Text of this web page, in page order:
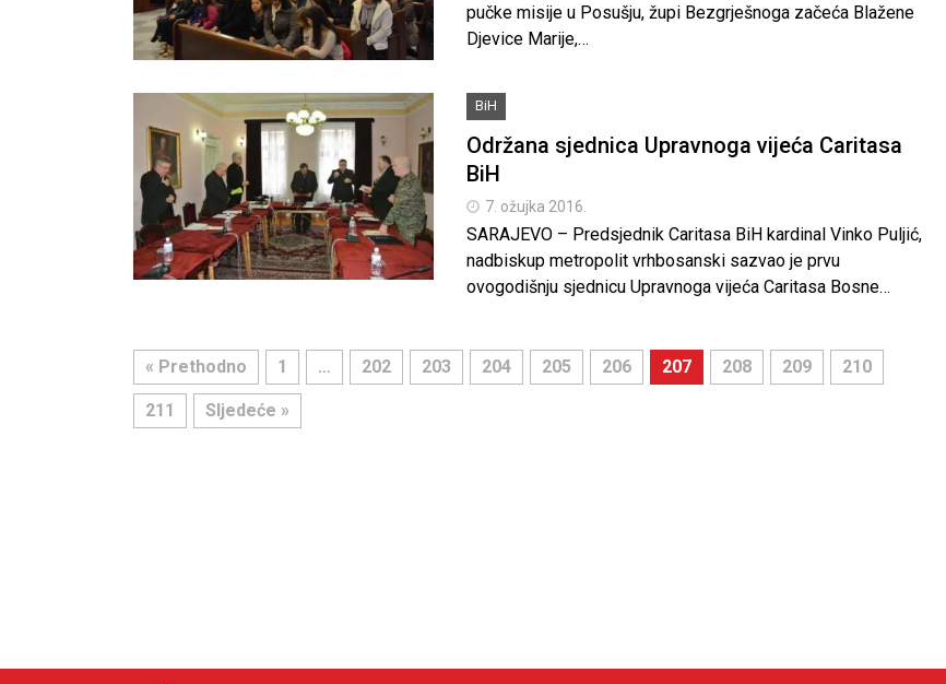
pučke misije u Posušju, župi Bezgrješnoga začeća Blažene
Djevice Marije,…
BiH
Održana sjednica Upravnoga vijeća Caritasa
BiH
7. ožujka 2016.
SARAJEVO – Predsjednik Caritasa BiH kardinal Vinko Puljić,
nadbiskup metropolit vrhbosanski sazvao je prvu
ovogodišnju sjednicu Upravnoga vijeća Caritasa Bosne…
« Prethodno 1 … 202 203 204 205 206 207 208 209 210
211 Sljedeće »